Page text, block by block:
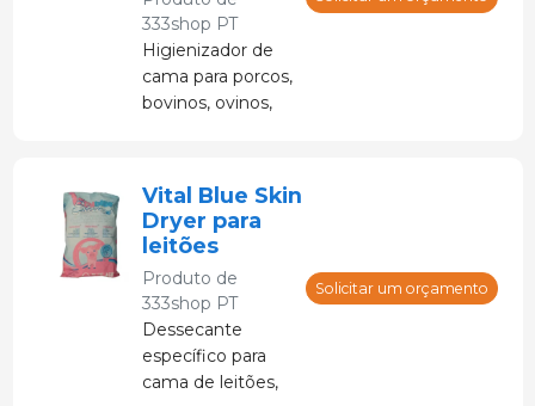
333shop PT
Higienizador de
cama para porcos,
bovinos, ovinos,
Vital Blue Skin
Dryer para
leitões
Produto de
333shop PT
Dessecante
específico para
cama de leitões,
Solicitar um orçamento